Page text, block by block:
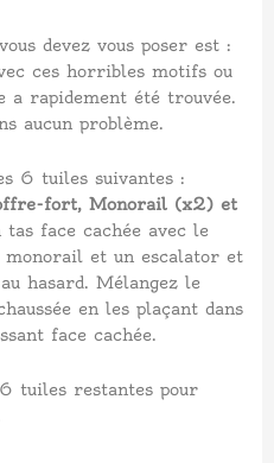
devez vous poser est :
ces horribles motifs ou
a rapidement été trouvée.
aucun problème.
6 tuiles suivantes :
fort, Monorail (x2) et
tas face cachée avec le
et un escalator et
hasard. Mélangez le
en les plaçant dans
face cachée.
tuiles restantes pour